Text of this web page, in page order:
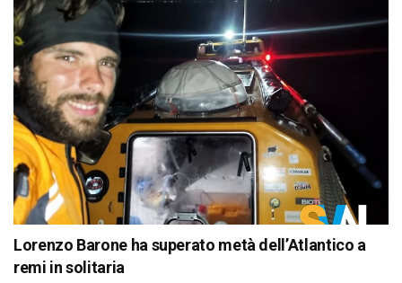
Lorenzo Barone ha superato metà dell’Atlantico a
remi in solitaria